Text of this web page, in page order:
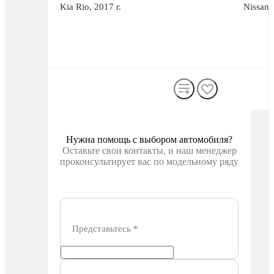
Kia Rio, 2017 г. Nissan
Нужна помощь с выбором автомобиля?
Оставьте свои контакты, и наш менеджер
проконсультирует вас по модельному ряду
Представьтесь *